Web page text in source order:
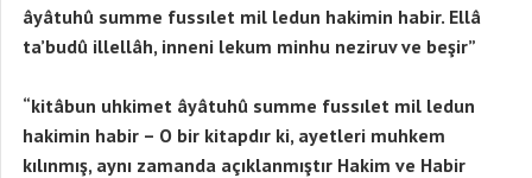
âyâtuhû summe fussılet mil ledun hakimin habir. Ellâ
ta’budû illellâh, inneni lekum minhu neziruv ve beşir”
“kitâbun uhkimet âyâtuhû summe fussılet mil ledun
hakimin habir – O bir kitapdır ki, ayetleri muhkem
kılınmış, aynı zamanda açıklanmıştır Hakim ve Habir